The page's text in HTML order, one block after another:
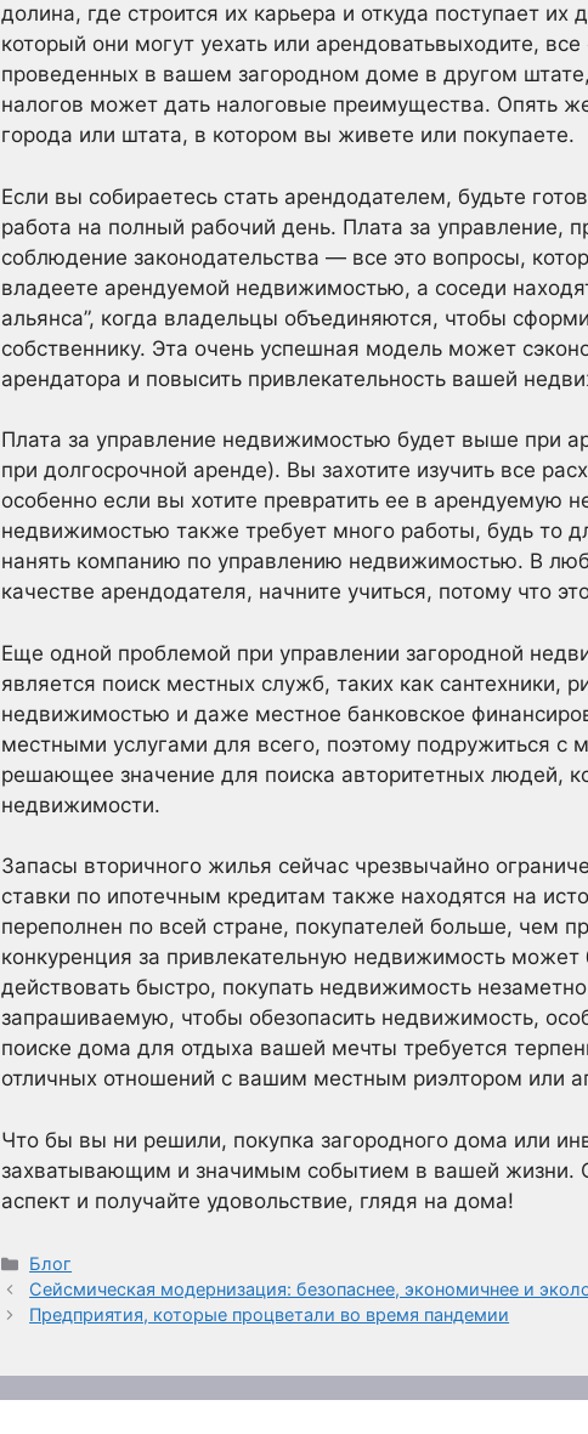
долина, где строится их карьера и откуда поступает
который они могут уехать или арендоватьвыходите,
проведенных в вашем загородном доме в другом
налогов может дать налоговые преимущества. Опять
города или штата, в котором вы живете или покупаете.
Если вы собираетесь стать арендодателем, будьте
работа на полный рабочий день. Плата за управление,
соблюдение законодательства — все это вопросы,
владеете арендуемой недвижимостью, а соседи
альянса”, когда владельцы объединяются, чтобы
собственнику. Эта очень успешная модель может
арендатора и повысить привлекательность вашей
Плата за управление недвижимостью будет выше при
при долгосрочной аренде). Вы захотите изучить все
особенно если вы хотите превратить ее в арендуемую
недвижимостью также требует много работы, будь то
нанять компанию по управлению недвижимостью. В
качестве арендодателя, начните учиться, потому что
Еще одной проблемой при управлении загородной
является поиск местных служб, таких как сантехники,
недвижимостью и даже местное банковское
местными услугами для всего, поэтому подружиться
решающее значение для поиска авторитетных людей,
недвижимости.
Запасы вторичного жилья сейчас чрезвычайно
ставки по ипотечным кредитам также находятся на
переполнен по всей стране, покупателей больше, чем
конкуренция за привлекательную недвижимость
действовать быстро, покупать недвижимость
запрашиваемую, чтобы обезопасить недвижимость,
поиске дома для отдыха вашей мечты требуется
отличных отношений с вашим местным риэлтором или
Что бы вы ни решили, покупка загородного дома или
захватывающим и значимым событием в вашей жизни.
аспект и получайте удовольствие, глядя на дома!
Рубрики
Блог
Сейсмическая модернизация: безопаснее, экономичнее и
Предприятия, которые процветали во время пандемии